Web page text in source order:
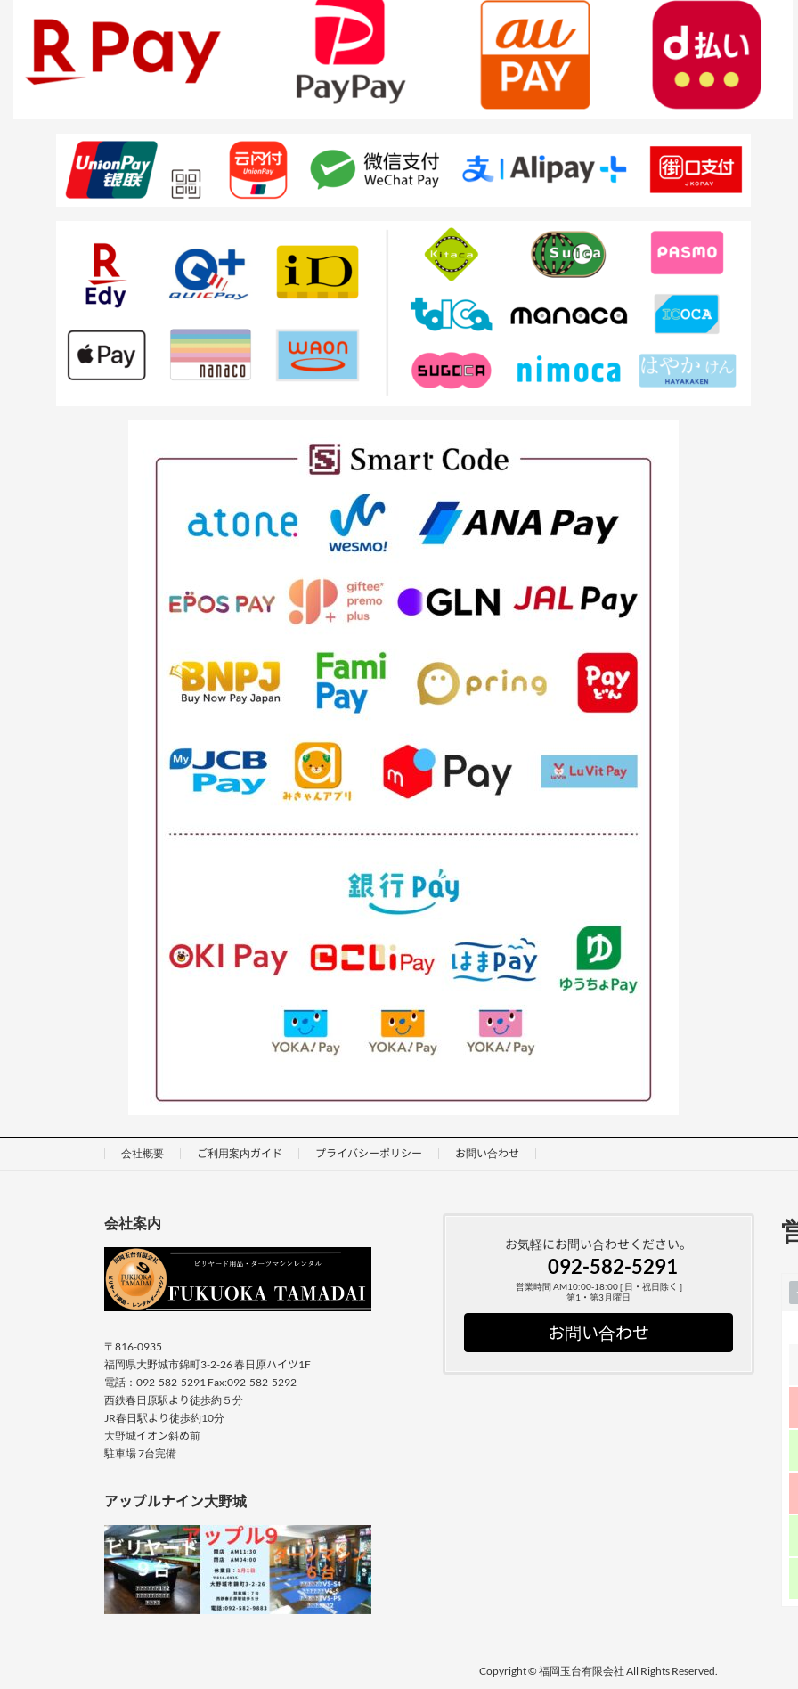
会社概要 ご利用案内ガイド プライバシーポリシー お問い合わせ
会社案内
〒816-0935
福岡県大野城市錦町3-2-26 春日原ハイツ1F
電話：092-582-5291 Fax:092-582-5292
西鉄春日原駅より徒歩約５分
JR春日駅より徒歩約10分
大野城イオン斜め前
駐車場 7台完備
アップルナイン大野城
お気軽にお問い合わせください。
092-582-5291
営業時間 AM10:00-18:00 [ 日・祝日除く ]
第1・第3月曜日
お問い合わせ
Copyright © 福岡玉台有限会社 All Rights Reserved.